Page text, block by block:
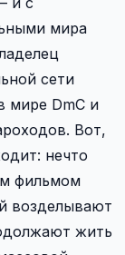
мира
сети
мире DmC и
Вот,
нечто
фильмом
возделывают
жить